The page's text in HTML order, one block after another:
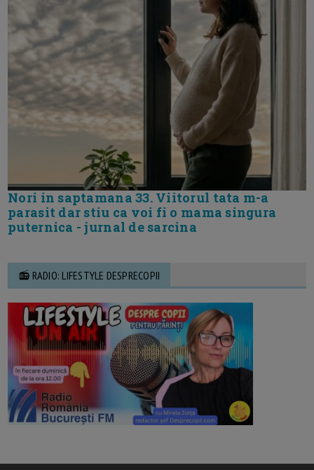
Nori in saptamana 33. Viitorul tata m-a
parasit dar stiu ca voi fi o mama singura
puternica - jurnal de sarcina
📻 RADIO: LIFESTYLE DESPRECOPII